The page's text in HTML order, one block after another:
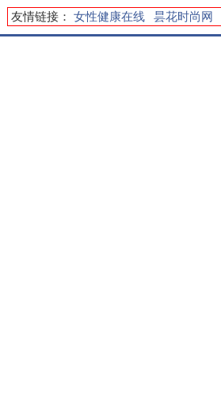
友情链接： 女性健康在线 昙花时尚网